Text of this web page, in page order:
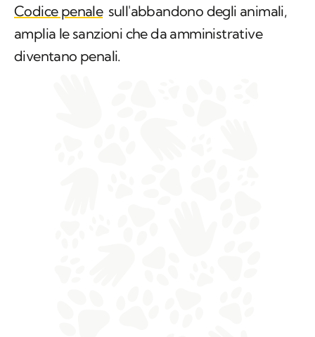
Codice penale sull'abbandono degli animali,
amplia le sanzioni che da amministrative
diventano penali.